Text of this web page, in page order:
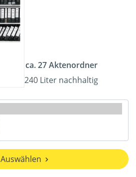
ca. 27 Aktenordner
240 Liter nachhaltig
Auswählen